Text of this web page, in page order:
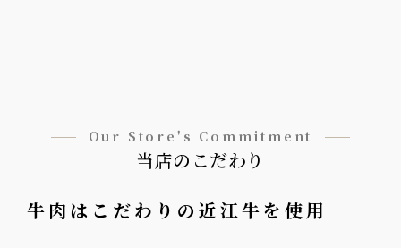
Our Store's Commitment
当店のこだわり
牛肉はこだわりの近江牛を使用